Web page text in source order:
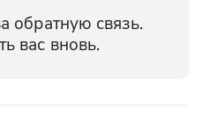
обратную связь.
вас вновь.